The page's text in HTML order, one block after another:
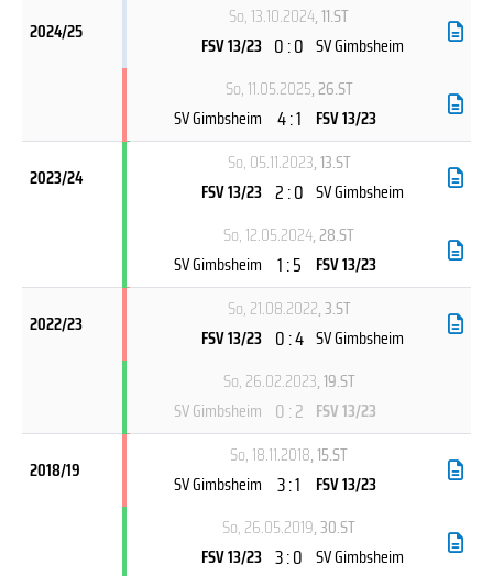
2024/25
So, 13.10.2024, 11.ST
FSV 13/23 0 : 0 SV Gimbsheim
So, 11.05.2025, 26.ST
SV Gimbsheim 4 : 1 FSV 13/23
2023/24
So, 05.11.2023, 13.ST
FSV 13/23 2 : 0 SV Gimbsheim
So, 12.05.2024, 28.ST
SV Gimbsheim 1 : 5 FSV 13/23
2022/23
So, 21.08.2022, 3.ST
FSV 13/23 0 : 4 SV Gimbsheim
So, 26.02.2023, 19.ST
SV Gimbsheim 0 : 2 FSV 13/23
2018/19
So, 18.11.2018, 15.ST
SV Gimbsheim 3 : 1
FSV 13/23
So, 26.05.2019, 30.ST
FSV 13/23 3 : 0 SV Gimbsheim